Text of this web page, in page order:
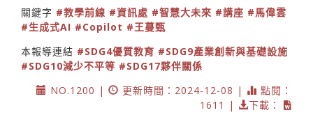
關鍵字 #教學前線 #資訊處 #智慧大未來 #講座 #馬偉雲
#生成式AI #Copilot #王蔓甄
本報導連結 #SDG4優質教育 #SDG9產業創新與基礎設施
#SDG10減少不平等 #SDG17夥伴關係
NO.1200 |
更新時間：2024-12-08 |
點閱：
1611 |
下載：